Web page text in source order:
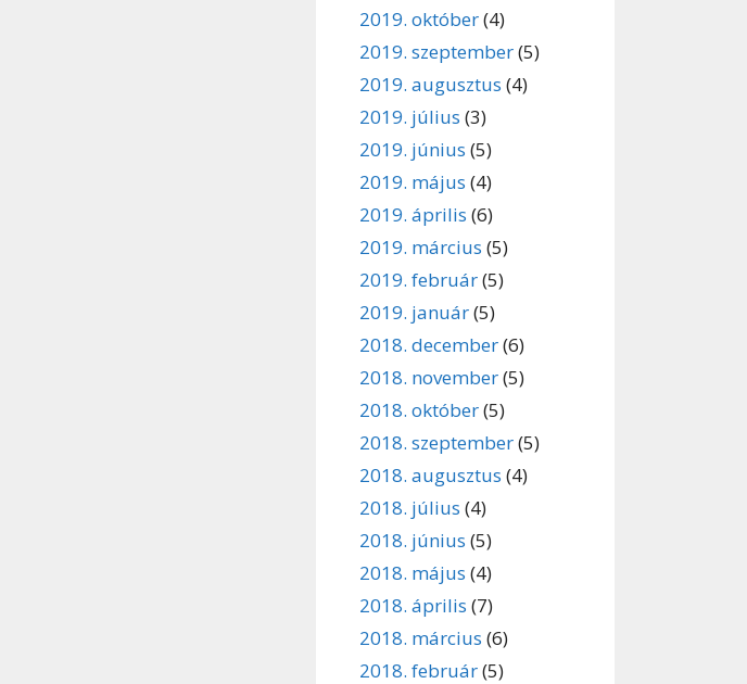
2019. október(4)
2019. szeptember(5)
2019. augusztus (4)
2019. július (3)
2019. június (5)
2019. május (4)
2019. április (6)
2019. március (5)
2019. február(5)
2019. január(5)
2018. december(6)
2018. november(5)
2018. október(5)
2018. szeptember(5)
2018. augusztus (4)
2018. július (4)
2018. június (5)
2018. május (4)
2018. április (7)
2018. március (6)
2018. február(5)